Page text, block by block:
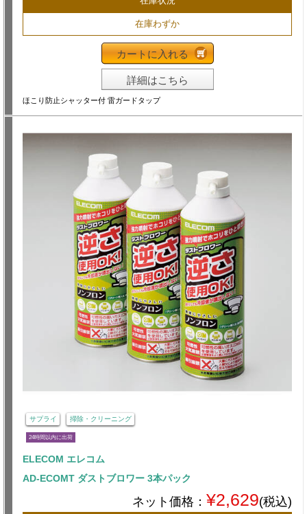
在庫わずか
カートに入れる
詳細はこちら
ほこり防止シャッター付 雷ガードタップ
サプライ 掃除・クリーニング
24時間以内に出荷
ELECOM エレコム
AD-ECOMT ダストブロワー 3本パック
ネット価格： ¥2,629(税込)